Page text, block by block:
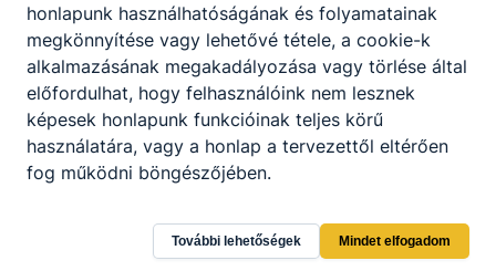
Megosztás
honlapunk használhatóságának és folyamatainak
megkönnyítése vagy lehetővé tétele, a cookie-k
alkalmazásának megakadályozása vagy törlése által
előfordulhat, hogy felhasználóink nem lesznek
képesek honlapunk funkcióinak teljes körű
használatára, vagy a honlap a tervezettől eltérően
fog működni böngészőjében.
További lehetőségek Mindet elfogadom